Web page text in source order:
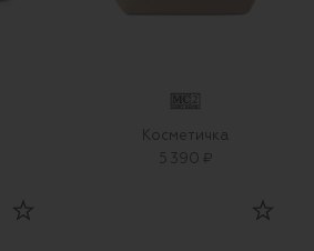
Косметичка
5 390 ₽